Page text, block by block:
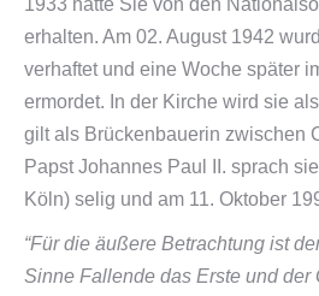
erhalten. Am 02. August 1942
verhaftet und eine Woche später
ermordet. In der Kirche wird sie
gilt als Brückenbauerin zwischen
Papst Johannes Paul II. sprach
Köln) selig und am 11. Oktober
“Für die äußere Betrachtung ist
Sinne Fallende das Erste und der